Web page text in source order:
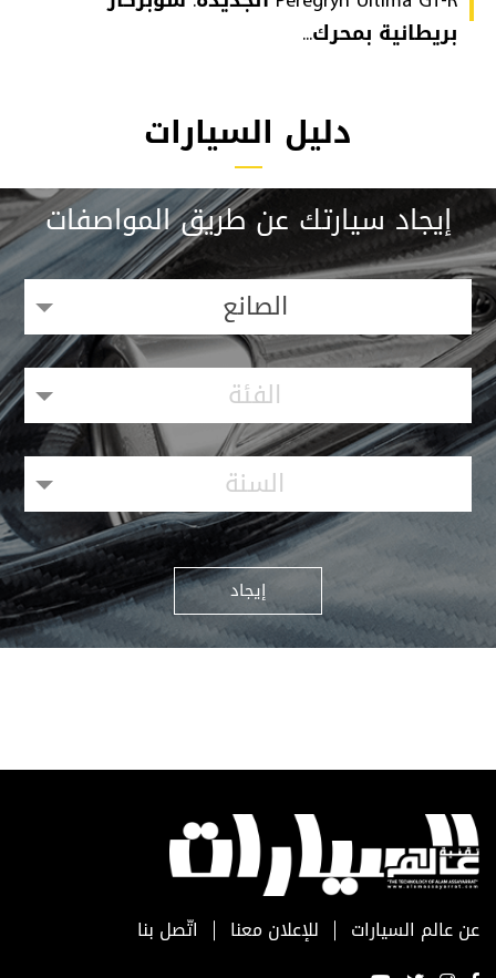
بريطانية بمحرك...
دليل السيارات
إيجاد سيارتك عن طريق المواصفات
الصانع
الفئة
السنة
إيجاد
عن عالم السيارات للإعلان معنا اتّصل بنا